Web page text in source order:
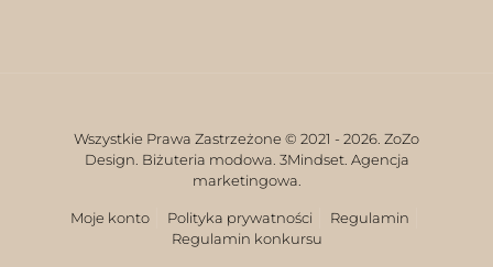
Wszystkie Prawa Zastrzeżone © 2021 - 2026. ZoZo
Design. Biżuteria modowa. 3Mindset. Agencja
marketingowa.
Moje konto Polityka prywatności
Regulamin
Regulamin konkursu